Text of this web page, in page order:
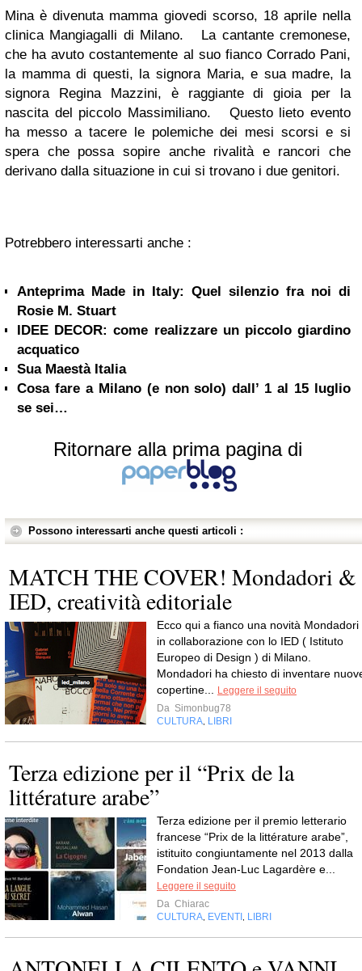
Mina è divenuta mamma giovedi scorso, 18 aprile nella
clinica Mangiagalli di Milano. La cantante cremonese,
che ha avuto costantemente al suo fianco Corrado Pani,
la mamma di questi, la signora Maria, e sua madre, la
signora Regina Mazzini, è raggiante di gioia per la
nascita del piccolo Massimiliano. Questo lieto evento
ha messo a tacere le polemiche dei mesi scorsi e si
spera che possa sopire anche rivalità e rancori che
derivano dalla situazione in cui si trovano i due genitori.
Potrebbero interessarti anche :
Anteprima Made in Italy: Quel silenzio fra noi di
Rosie M. Stuart
IDEE DECOR: come realizzare un piccolo giardino
acquatico
Sua Maestà Italia
Cosa fare a Milano (e non solo) dall’ 1 al 15 luglio
se sei…
Ritornare alla prima pagina di
Possono interessarti anche questi articoli :
MATCH THE COVER! Mondadori &
IED, creatività editoriale
Ecco qui a fianco una novità Mondadori
in collaborazione con lo IED ( Istituto
Europeo di Design ) di Milano.
Mondadori ha chiesto di inventare
copertine...
Leggere il seguito
Da Simonbug78
CULTURA LIBRI
Terza edizione per il “Prix de la
littérature arabe”
Terza edizione per il premio letterario
francese “Prix de la littérature arabe”,
istituito congiuntamente nel 2013 dalla
Fondation Jean-Luc Lagardère e...
Leggere il seguito
Da Chiarac
CULTURA EVENTI LIBRI